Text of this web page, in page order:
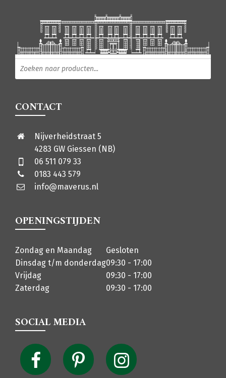
Producten zoeken
CONTACT
Nijverheidstraat 5
4283 GW Giessen (NB)
06 511 079 33
0183 443 579
info@maverus.nl
OPENINGSTIJDEN
Zondag en Maandag
Gesloten
Dinsdag t/m donderdag09:30 - 17:00
Vrijdag
09:30 - 17:00
Zaterdag
09:30 - 17:00
SOCIAL MEDIA